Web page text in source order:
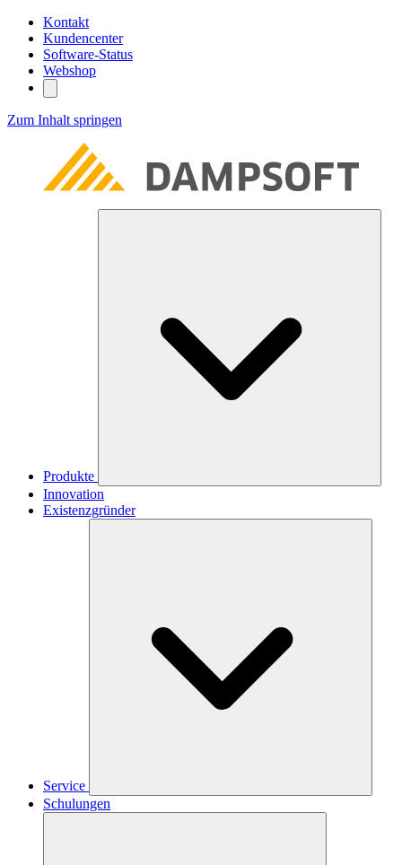
Kontakt
Kundencenter
Software-Status
Webshop
Zum Inhalt springen
Produkte
Innovation
Existenzgründer
Service
Schulungen